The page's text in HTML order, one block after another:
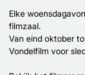
Elke
filmzaal.
Van eind oktober
Vondelfilm voor